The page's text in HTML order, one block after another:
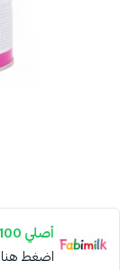
أصلي 100%
اضغط